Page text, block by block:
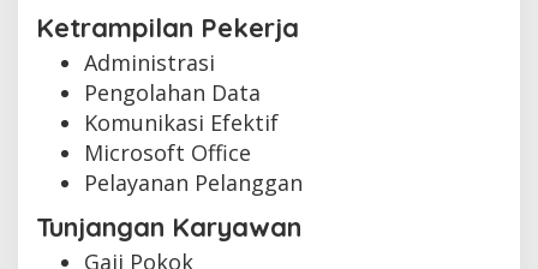
Ketrampilan Pekerja
Administrasi
Pengolahan Data
Komunikasi Efektif
Microsoft Office
Pelayanan Pelanggan
Tunjangan Karyawan
Gaji Pokok